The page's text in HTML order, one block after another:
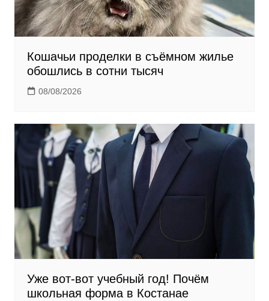
Кошачьи проделки в съёмном жилье
обошлись в сотни тысяч
08/08/2026
Уже вот-вот учебный год! Почём
школьная форма в Костанае